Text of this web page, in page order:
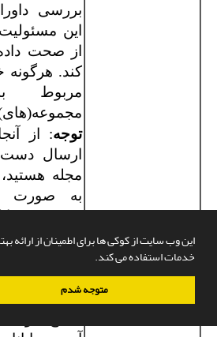
این وب سایت از کوکی ها برای اطمینان از ارائه
خدمات استفاده می کند.
متوجه شدم
بررسی
این
از صحت
کند. هرگونه
مربوط به
توجه: از
ارسال
مجله
به صورت
می‌شوند،
حاوی
است
(به عنوان
آدرس
منافع، و